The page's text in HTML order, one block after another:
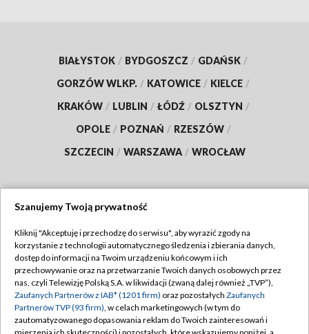
BIAŁYSTOK / BYDGOSZCZ / GDAŃSK /
GORZÓW WLKP. / KATOWICE / KIELCE /
KRAKÓW / LUBLIN / ŁÓDŹ / OLSZTYN /
OPOLE / POZNAŃ / RZESZÓW /
SZCZECIN / WARSZAWA / WROCŁAW
TVP
Abonament TVP
Emisja w TVP
Centrum informacji TVP
Regulamin TVP
Polityka prywatności
Moje zgody
Szanujemy Twoją prywatność
Kliknij "Akceptuję i przechodzę do serwisu", aby wyrazić zgody na
korzystanie z technologii automatycznego śledzenia i zbierania danych,
dostęp do informacji na Twoim urządzeniu końcowym i ich
przechowywanie oraz na przetwarzanie Twoich danych osobowych przez
nas, czyli Telewizję Polską S.A. w likwidacji (zwaną dalej również „TVP”),
Zaufanych Partnerów z IAB* (1201 firm) oraz pozostałych Zaufanych
Partnerów TVP (93 firm), w celach marketingowych (w tym do
zautomatyzowanego dopasowania reklam do Twoich zainteresowań i